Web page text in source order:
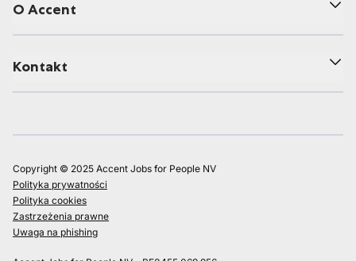
O Accent
Kontakt
Copyright © 2025 Accent Jobs for People NV
Polityka prywatności
Polityka cookies
Zastrzeżenia prawne
Uwaga na phishing